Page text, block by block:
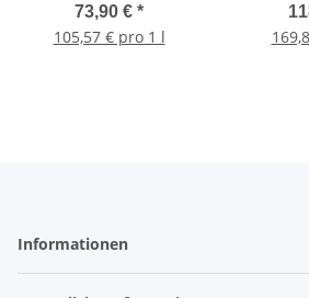
73,90 € *
105,57 € pro 1 l
Informationen